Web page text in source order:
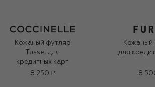
Кожаный футляр
Tassel для
кредитных карт
8 250 ₽
Кожаный
для
8